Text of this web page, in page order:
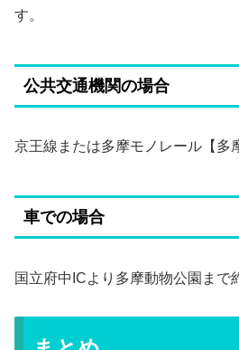
す。
公共交通機関の場合
京王線または多摩モノレール【多
車での場合
国立府中ICより多摩動物公園まで